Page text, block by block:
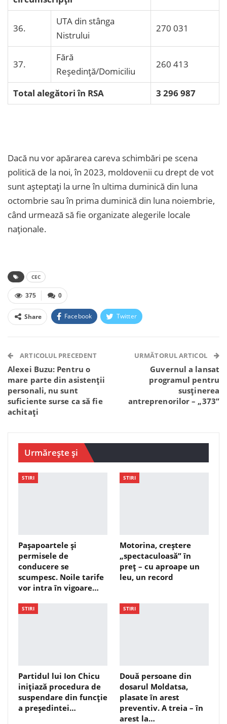
36.
UTA din stânga
Nistrului
270 031
37.
Fără
Reședință/Domiciliu
260 413
Total alegători în RSA 3 296 987
Dacă nu vor apărarea careva schimbări pe scena
politică de la noi, în 2023, moldovenii cu drept de vot
sunt așteptați la urne în ultima duminică din luna
octombrie sau în prima duminică din luna noiembrie,
când urmează să fie organizate alegerile locale
naționale.
CEC
0
375
Share Facebook Twitter
Telegram WhatsApp Viber
ARTICOLUL PRECEDENT
Alexei Buzu: Pentru o
mare parte din asistenții
personali, nu sunt
suficiente surse ca să fie
achitați
URMĂTORUL ARTICOL
Guvernul a lansat
programul pentru
susținerea
antreprenorilor – „373”
Urmărește și
STIRI
Pașapoartele și
permisele de
conducere se
scumpesc. Noile tarife
vor intra în vigoare…
STIRI
Motorina, creștere
„spectaculoasă” în
preț – cu aproape un
leu, un record
STIRI
Partidul lui Ion Chicu
inițiază procedura de
suspendare din funcție
a președintei…
STIRI
Două persoane din
dosarul Moldatsa,
plasate în arest
preventiv. A treia – în
arest la…